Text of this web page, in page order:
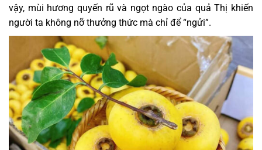
vậy, mùi hương quyến rũ và ngọt ngào của quả Thị khiến
người ta không nỡ thưởng thức mà chỉ để “ngửi”.